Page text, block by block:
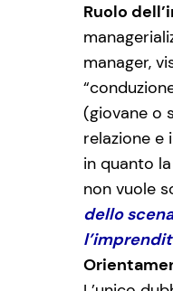
Ruolo
manager,
(giovane o
relazione e
in quanto
non vuole
dello